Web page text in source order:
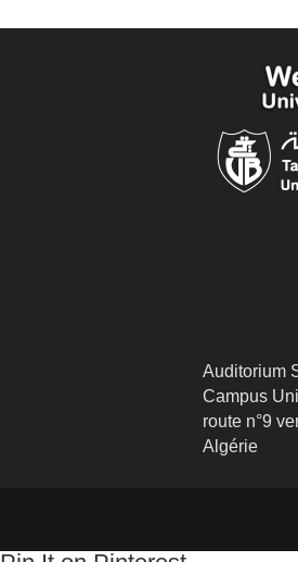
Auditorium
Campus
route n°9
Algérie